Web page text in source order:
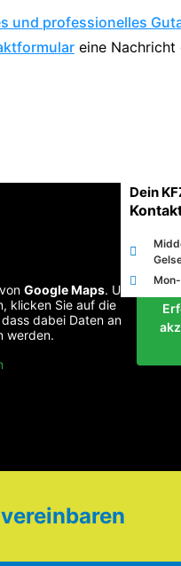
und professionelles
eine Nachricht
Dein
Google Maps. Um
klicken Sie auf die
dabei Daten an
werden.